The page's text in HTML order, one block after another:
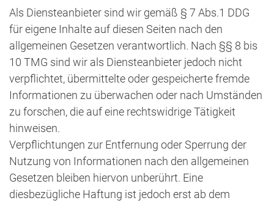
Als Diensteanbieter sind wir gemäß § 7 Abs.1 DDG
für eigene Inhalte auf diesen Seiten nach den
allgemeinen Gesetzen verantwortlich. Nach §§ 8 bis
10 TMG sind wir als Diensteanbieter jedoch nicht
verpflichtet, übermittelte oder gespeicherte fremde
Informationen zu überwachen oder nach Umständen
zu forschen, die auf eine rechtswidrige Tätigkeit
hinweisen.
Verpflichtungen zur Entfernung oder Sperrung der
Nutzung von Informationen nach den allgemeinen
Gesetzen bleiben hiervon unberührt. Eine
diesbezügliche Haftung ist jedoch erst ab dem